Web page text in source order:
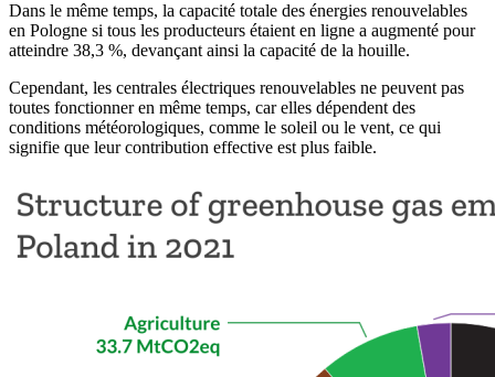
Dans le même temps, la capacité totale des énergies renouvelables
en Pologne si tous les producteurs étaient en ligne a augmenté pour
atteindre 38,3 %, devançant ainsi la capacité de la houille.
Cependant, les centrales électriques renouvelables ne peuvent pas
toutes fonctionner en même temps, car elles dépendent des
conditions météorologiques, comme le soleil ou le vent, ce qui
signifie que leur contribution effective est plus faible.